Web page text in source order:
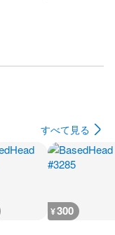
すべて見る
¥300